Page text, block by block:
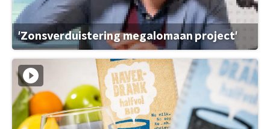
'Zonsverduistering megalomaan project'